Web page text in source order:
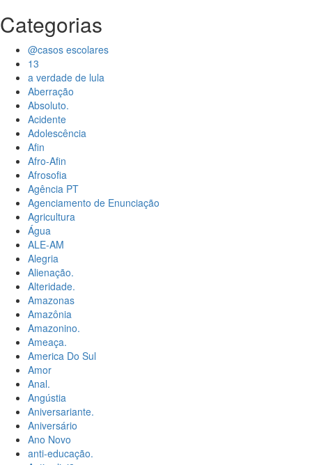
Categorias
@casos escolares
13
a verdade de lula
Aberração
Absoluto.
Acidente
Adolescência
Afin
Afro-Afin
Afrosofia
Agência PT
Agenciamento de Enunciação
Agricultura
Água
ALE-AM
Alegria
Alienação.
Alteridade.
Amazonas
Amazônia
Amazonino.
Ameaça.
America Do Sul
Amor
Anal.
Angústia
Aniversariante.
Aniversário
Ano Novo
anti-educação.